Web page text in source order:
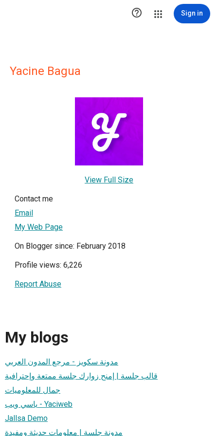
 Sign in
Yacine Bagua
View Full Size
Contact me
Email
My Web Page
On Blogger since: February 2018
Profile views: 6,226
Report Abuse
My blogs
مدونة سكويز - مرجع المدون العربي
قالب جلسة | إمنح زوارك جلسة ممتعة وإحترافية
جمال للمعلوميات
ياسي ويب - Yaciweb
Jallsa Demo
مدونة جلسة | معلومات حديثة ومفيدة